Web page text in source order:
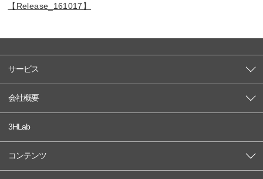
【Release_161017】
サービス
会社概要
3HLab
コンテンツ